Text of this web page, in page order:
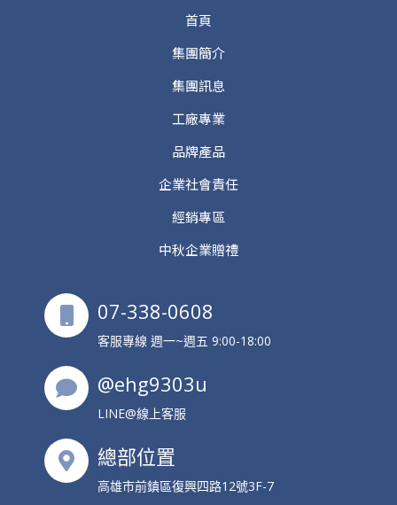
首頁
集團簡介
集團訊息
工廠專業
品牌產品
企業社會責任
經銷專區
中秋企業贈禮
07-338-0608
客服專線 週一~週五 9:00-18:00
@ehg9303u
LINE@線上客服
總部位置
高雄市前鎮區復興四路12號3F-7